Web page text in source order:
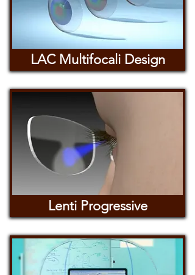
LAC Multifocali Design
Lenti Progressive